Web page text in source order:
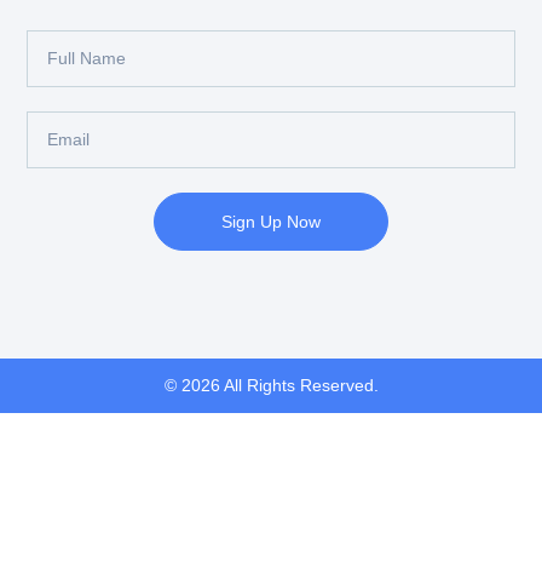
Sign Up Now
© 2026 All Rights Reserved.